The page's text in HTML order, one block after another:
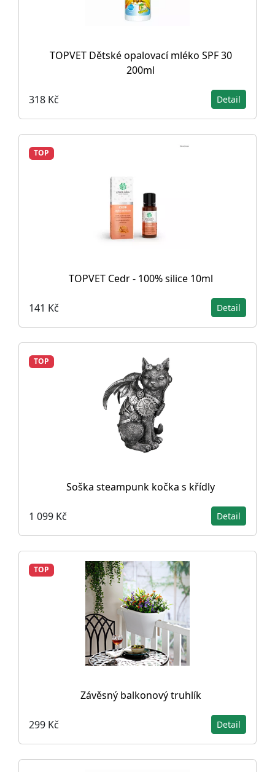
TOPVET Dětské opalovací mléko SPF 30
200ml
318 Kč Detail
TOP
TOPVET Cedr - 100% silice 10ml
141 Kč Detail
TOP
Soška steampunk kočka s křídly
1 099 Kč Detail
TOP
Závěsný balkonový truhlík
299 Kč Detail